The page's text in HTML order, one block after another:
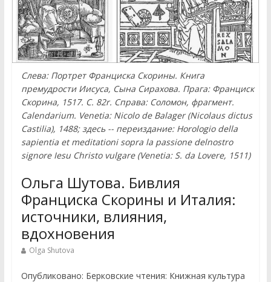
Слева: Портрет Франциска Скорины. Книга
премудрости Иисуса, Сына Сирахова. Прага: Франциск
Скорина, 1517. С. 82r. Справа: Соломон, фрагмент.
Calendarium. Venetia: Nicolo de Balager (Nicolaus dictus
Castilia), 1488; здесь -- переиздание: Horologio della
sapientia et meditationi sopra la passione delnostro
signore Iesu Christo vulgare (Venetia: S. da Lovere, 1511)
Ольга Шутова. Бивлия
Франциска Скорины и Италия:
источники, влияния,
вдохновения
Olga Shutova
Опубликовано: Берковские чтения: Книжная культура